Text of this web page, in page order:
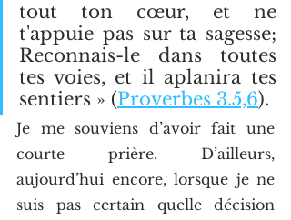
tout ton cœur, et ne
t'appuie pas sur ta sagesse;
Reconnais-le dans toutes
tes voies, et il aplanira tes
sentiers » (Proverbes 3.5,6
Je me souviens d’avoir fait une
courte prière. D’ailleurs,
aujourd’hui encore, lorsque je ne
suis pas certain quelle décision